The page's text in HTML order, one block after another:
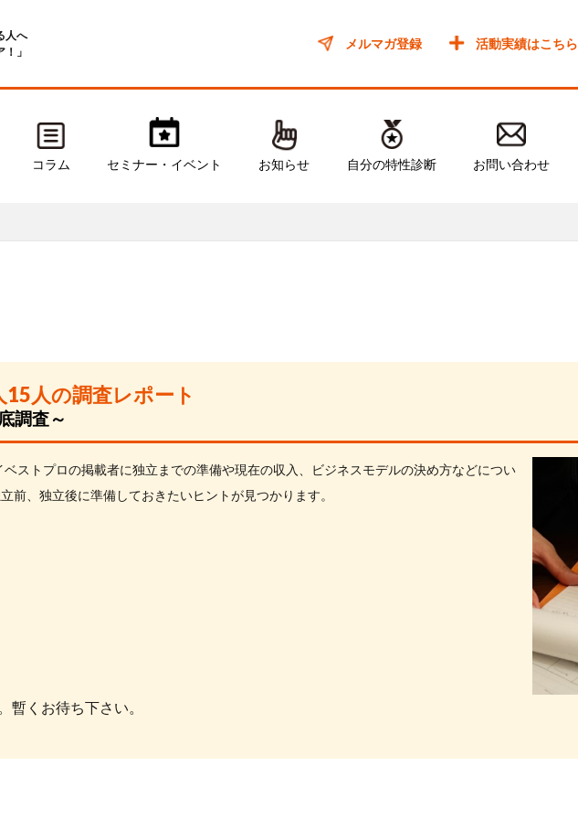
人へ
」
メルマガ登録 活動実績はこちら
コラム セミナー・イベント お知らせ 自分の特性診断 お問い合わせ
人の調査レポート
調査～
ストプロの掲載者に独立までの準備や現在の収入、ビジネスモデルの決め方などについ
前、独立後に準備しておきたいヒントが見つかります。
暫くお待ち下さい。